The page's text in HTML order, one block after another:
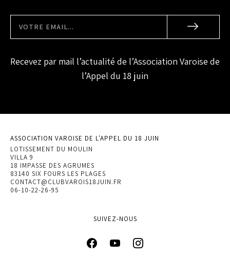
Recevez par mail l’actualité de l’Association Varoise de
l’Appel du 18 juin
ASSOCIATION VAROISE DE L'APPEL DU 18 JUIN
LOTISSEMENT DU MOULIN
VILLA 9
18 IMPASSE DES AGRUMES
83140 SIX FOURS LES PLAGES
CONTACT@CLUBVAROIS18JUIN.FR
06-10-22-26-95
SUIVEZ-NOUS